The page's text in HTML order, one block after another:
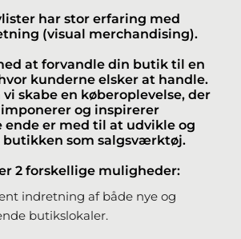
har stor erfaring med
(visual merchandising).
at forvandle din butik til en
kunderne elsker at handle.
skabe en køberoplevelse, der
imponerer og inspirerer
ende er med til at udvikle og
som salgsværktøj.
2 forskellige muligheder:
indretning af både nye og
butikslokaler.